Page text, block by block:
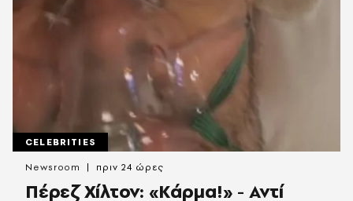
CELEBRITIES
Πέρεζ Χίλτον: «Κάρμα!» - Αντί
Newsroom πριν 24 ώρες